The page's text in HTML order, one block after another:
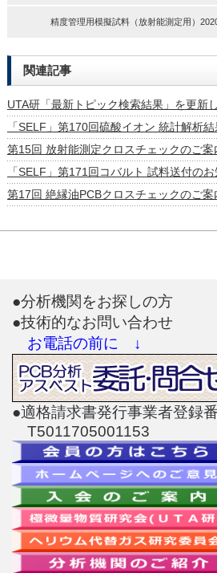
精度管理用模擬試料（放射能測定用）
関連記事
UTA研「最新トピック検索結果」を更新
「SELF」第170回硫酸イオン 統計解析
第15回 放射能測定クロスチェックのご案
「SELF」第171回コバルト 試料送付の
第17回 絶縁油PCBクロスチェックのご案
●分析機関をお探しの方
●技術的なお問い合わせ
お電話の前に ↓
●適格請求書発行事業者登録
T5011705001153